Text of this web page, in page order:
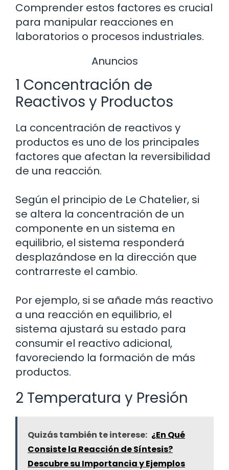
Comprender estos factores es crucial
para manipular reacciones en
laboratorios o procesos industriales.
Anuncios
1 Concentración de
Reactivos y Productos
La concentración de reactivos y
productos es uno de los principales
factores que afectan la reversibilidad
de una reacción.
Según el principio de Le Chatelier, si
se altera la concentración de un
componente en un sistema en
equilibrio, el sistema responderá
desplazándose en la dirección que
contrarreste el cambio.
Por ejemplo, si se añade más reactivo
a una reacción en equilibrio, el
sistema ajustará su estado para
consumir el reactivo adicional,
favoreciendo la formación de más
productos.
2 Temperatura y Presión
Quizás también te interese: ¿En Qué
Consiste la Reacción de Síntesis?
Descubre su Importancia y Ejemplos